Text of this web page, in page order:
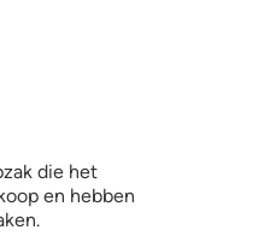
die het
en hebben